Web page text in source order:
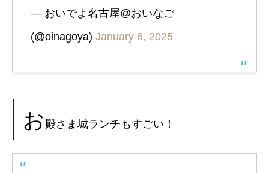
— おいでよ名古屋@おいなご
(@oinagoya) January 6, 2025
お 殿さま城ランチもすごい！